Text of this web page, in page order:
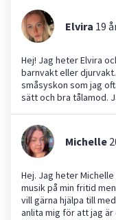
mycket erfarenhet av
från bebisar som varit
veckor gamla till barn
Har även jobbar som aupair. Pyssel, bakning och
något jag tycker om,
städa. Jag tar gärna
kul, är mycket duktig
barn/barnen. Dessutom har jag erfarenhet av hundpassning,
gärna på frågor!
Elvira 19
Hej! Jag heter Elvira
barnvakt eller
småsyskon som jag
sätt och bra tålamod.
fram emot att hjälpa dig!
Michelle
Hej. Jag heter
musik på min fritid
vill gärna hjälpa till med djurpassning
anlita mig för att jag